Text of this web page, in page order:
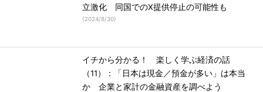
立激化 同国でのX提供停止の可能性も
(2024/8/30)
イチから分かる！ 楽しく学ぶ経済の話
（11）：「日本は現金／預金が多い」は本当
か 企業と家計の金融資産を調べよう